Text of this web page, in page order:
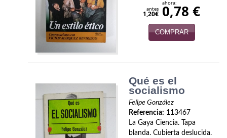
Literatura hispanoamericana
Medicina
antes
1,20€
ahora:
0,78 €
COMPRAR
Qué es el
socialismo
Felipe González
Referencia: 113467
La Gaya Ciencia. Tapa
blanda. Cubierta deslucida.